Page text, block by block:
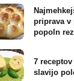
priprava v
popoln
7
slavijo